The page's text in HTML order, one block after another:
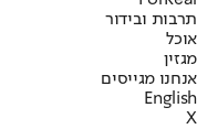
תרבות ובידור
אוכל
מגזין
אנחנו מגייסים
English
X